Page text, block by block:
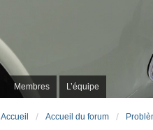
Membres L’équipe
Accueil Accueil du forum